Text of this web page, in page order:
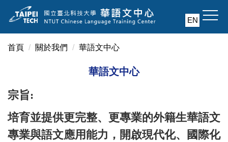
到
主
要
EN
首頁 關於我們 華語文中心
華語文中心
宗旨:
培育並提供更完整、更專業的外籍生華語文
專業與語文應用能力， 開啟現代化、國際化